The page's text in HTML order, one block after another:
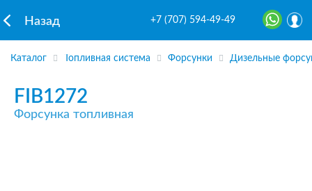
Назад +7 (707) 594-49-49
Каталог Топливная система Форсунки Дизельные
FIB1272
Форсунка топливная